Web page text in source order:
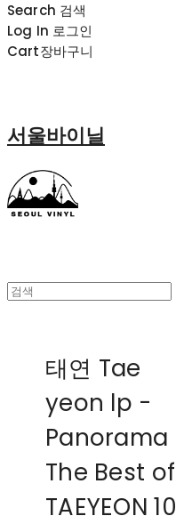
Search 검색
Log In 로그인
Cart장바구니
서울바이닐
태연 Tae
yeon lp -
Panorama
The Best of
TAEYEON 10